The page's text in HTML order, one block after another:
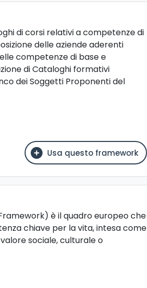
di corsi relativi a competenze di
delle aziende aderenti
competenze di base e
di Cataloghi formativi
dei Soggetti Proponenti del
Usa questo framework
è il quadro europeo che
chiave per la vita, intesa come
sociale, culturale o